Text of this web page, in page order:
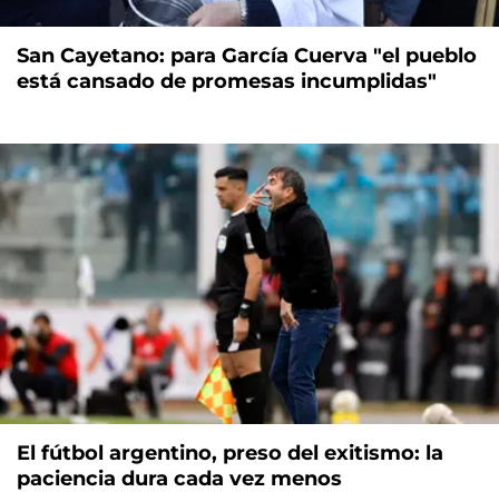
San Cayetano: para García Cuerva "el pueblo
está cansado de promesas incumplidas"
El fútbol argentino, preso del exitismo: la
paciencia dura cada vez menos